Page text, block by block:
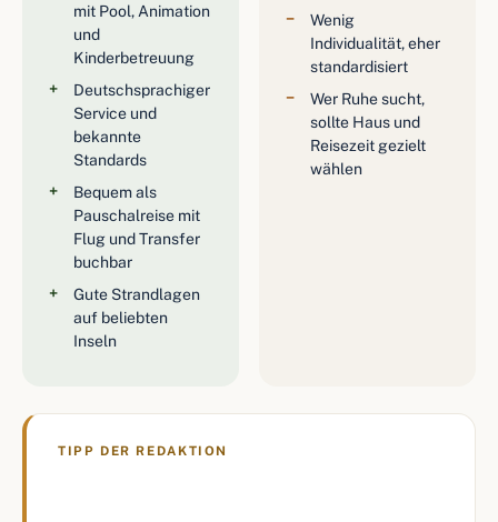
mit Pool, Animation
und
Kinderbetreuung
Deutschsprachiger
Service und
bekannte
Standards
Bequem als
Pauschalreise mit
Flug und Transfer
buchbar
Gute Strandlagen
auf beliebten
Inseln
Wenig
Individualität, eher
standardisiert
Wer Ruhe sucht,
sollte Haus und
Reisezeit gezielt
wählen
TIPP DER REDAKTION